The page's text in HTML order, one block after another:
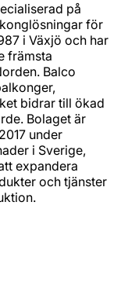
på
för
i Växjö och har
främsta
Balco
bidrar till ökad
Bolaget är
under
i Sverige,
expandera
och tjänster